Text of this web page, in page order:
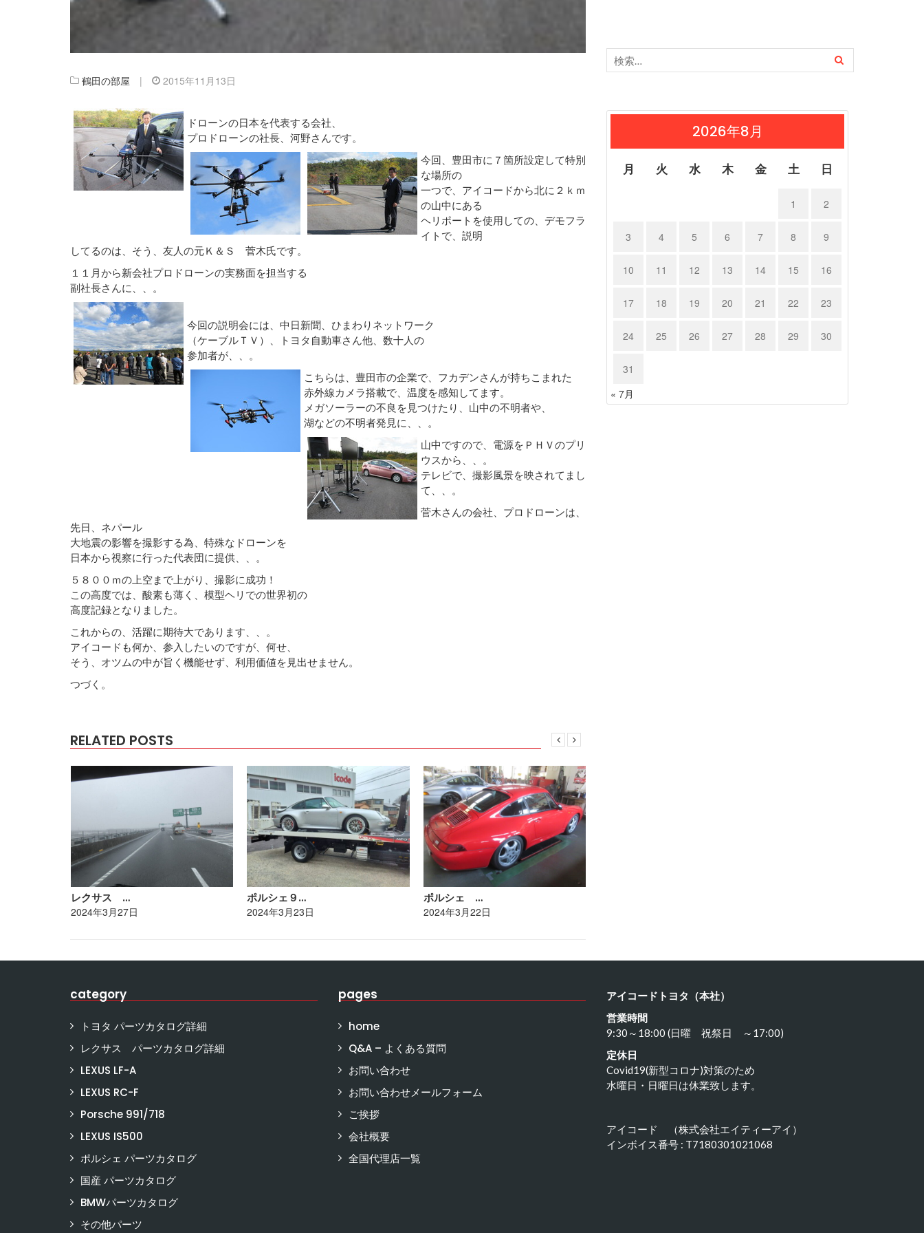
鶴田の部屋 | 2015年11月13日
ドローンの日本を代表する会社、
プロドローンの社長、河野さんです。
今回、豊田市に７箇所設定して特別
な場所の
一つで、アイコードから北に２ｋｍ
の山中にある
ヘリポートを使用しての、デモフラ
イトで、説明
してるのは、そう、友人の元Ｋ＆Ｓ 菅木氏です。
１１月から新会社プロドローンの実務面を担当する
副社長さんに、、。
今回の説明会には、中日新聞、ひまわりネットワーク
（ケーブルＴＶ）、トヨタ自動車さん他、数十人の
参加者が、、。
こちらは、豊田市の企業で、フカデンさんが持ちこまれた
赤外線カメラ搭載で、温度を感知してます。
メガソーラーの不良を見つけたり、山中の不明者や、
湖などの不明者発見に、、。
山中ですので、電源をＰＨＶのプリ
ウスから、、。
テレビで、撮影風景を映されてまし
て、、。
菅木さんの会社、プロドローンは、
先日、ネパール
大地震の影響を撮影する為、特殊なドローンを
日本から視察に行った代表団に提供、、。
５８００ｍの上空まで上がり、撮影に成功！
この高度では、酸素も薄く、模型ヘリでの世界初の
高度記録となりました。
これからの、活躍に期待大であります、、。
アイコードも何か、参入したいのですが、何せ、
そう、オツムの中が旨く機能せず、利用価値を見出せません。
つづく。
RELATED POSTS
レクサス …
2024年3月27日
ポルシェ９…
2024年3月23日
ポルシェ …
2024年3月22日
2026年8月
月 火 水 木 金 土 日
1 2
3 4 5 6 7 8 9
10 11 12 13 14 15 16
17 18 19 20 21 22 23
24 25 26 27 28 29 30
31
« 7月
category
トヨタ パーツカタログ詳細
レクサス パーツカタログ詳細
LEXUS LF-A
LEXUS RC-F
Porsche 991/718
LEXUS IS500
ポルシェ パーツカタログ
国産 パーツカタログ
BMWパーツカタログ
その他パーツ
pages
home
Q&A – よくある質問
お問い合わせ
お問い合わせメールフォーム
ご挨拶
会社概要
全国代理店一覧
アイコードトヨタ（本社）
営業時間
9:30～18:00 (日曜 祝祭日 ～17:00)
定休日
Covid19(新型コロナ)対策のため
水曜日・日曜日は休業致します。
アイコード （株式会社エイティーアイ）
インボイス番号 : T7180301021068